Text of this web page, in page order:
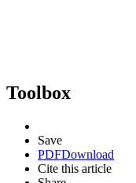
Toolbox
Save
PDFDownload
Cite this article